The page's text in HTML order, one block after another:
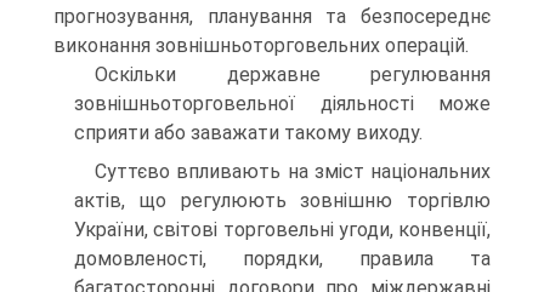
прогнозування, планування та безпосереднє
виконання зовнішньоторговельних операцій.
Оскільки державне регулювання
зовнішньоторговельної діяльності може
сприяти або заважати такому виходу.
Суттєво впливають на зміст національних
актів, що регулюють зовнішню торгівлю
України, світові торговельні угоди, конвенції,
домовленості, порядки, правила та